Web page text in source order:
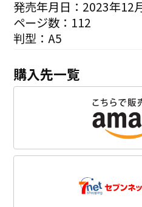
発売年月日：2023年12
ページ数：112
判型：A5
購入先一覧